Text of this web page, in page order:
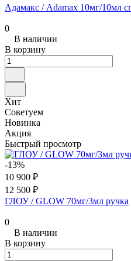
Адамакс / Adamax 10мг/10мл
0
В наличии
В корзину
Хит
Советуем
Новинка
Акция
Быстрый просмотр
-13%
10 900 ₽
12 500 ₽
ГЛОУ / GLOW 70мг/3мл ручка
0
В наличии
В корзину